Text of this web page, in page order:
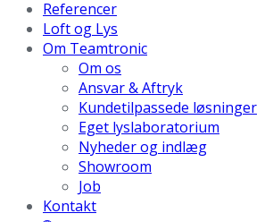
Referencer
Loft og Lys
Om Teamtronic
Om os
Ansvar & Aftryk
Kundetilpassede løsninger
Eget lyslaboratorium
Nyheder og indlæg
Showroom
Job
Kontakt